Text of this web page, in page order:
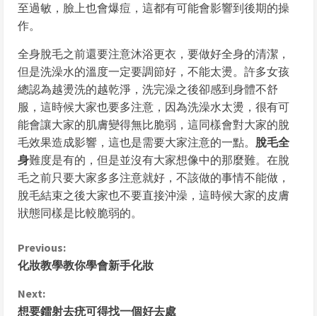
至過敏，臉上也會爆痘，這都有可能會影響到後期的操
作。
全身脫毛之前還要注意沐浴更衣，要做好全身的清潔，
但是洗澡水的溫度一定要調節好，不能太燙。許多女孩
總認為越燙洗的越乾淨，洗完澡之後卻感到身體不舒
服，這時候大家也要多注意，因為洗澡水太燙，很有可
能會讓大家的肌膚變得無比脆弱，這同樣會對大家的脫
毛效果造成影響，這也是需要大家注意的一點。 脫毛全
身難度是有的，但是並沒有大家想像中的那麼難。在脫
毛之前只要大家多多注意就好，不該做的事情不能做，
脫毛結束之後大家也不要直接沖澡，這時候大家的皮膚
狀態同樣是比較脆弱的。
C
Previous:
化妝教學教你學會新手化妝
Next:
想要鐳射去疣可得找一個好去處